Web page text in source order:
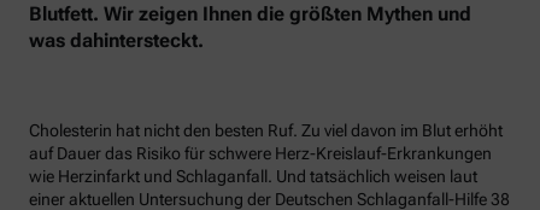
Blutfett. Wir zeigen Ihnen die größten Mythen und
was dahintersteckt.
Cholesterin hat nicht den besten Ruf. Zu viel davon im Blut erhöht
auf Dauer das Risiko für schwere Herz-Kreislauf-Erkrankungen
wie Herzinfarkt und Schlaganfall. Und tatsächlich weisen laut
einer aktuellen Untersuchung der Deutschen Schlaganfall-Hilfe 38